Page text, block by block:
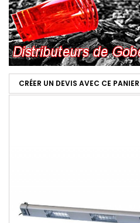
CRÉER UN DEVIS AVEC CE PANIER